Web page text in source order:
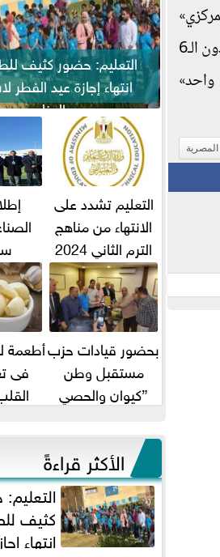
«المركزي»
من سعر الفائدة على أذون الـ9 أشهر إلى متوسط 22.674% من 22.645% الأسبوع الماضي، ورفع سعر الفائدة على أذون الـ6
واحد»
المصرية
التعليم: حضور كثيف
انتهاء إجازة عيد الفطر
المناهج
التعليم تشدد على
الانتهاء من مناهج
الترم الثاني 2024
قبل الامتحانات
بحضور قيادات حزب
مستقبل وطن
”كيوان والحصي
وعيسي” أمانه كفر...
أطعمة
فى
الأكثر قراءةً
كثيف
انتهاء